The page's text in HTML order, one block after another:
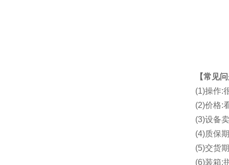
【常见
(1)操作:
(2)价格:
(3)设备
(4)质保
(5)交货
(6)装箱: